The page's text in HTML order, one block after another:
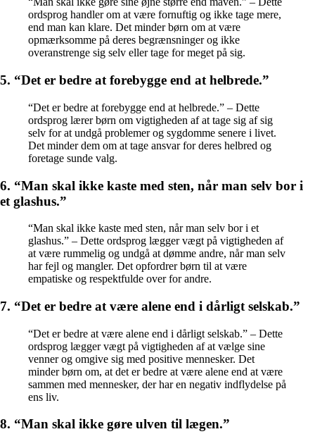
ordsprog handler om at være fornuftig og ikke tage mere,
end man kan klare. Det minder børn om at være
opmærksomme på deres begrænsninger og ikke
overanstrenge sig selv eller tage for meget på sig.
5. “Det er bedre at forebygge end at helbrede.”
“Det er bedre at forebygge end at helbrede.” – Dette
ordsprog lærer børn om vigtigheden af at tage sig af sig
selv for at undgå problemer og sygdomme senere i livet.
Det minder dem om at tage ansvar for deres helbred og
foretage sunde valg.
6. “Man skal ikke kaste med sten, når man selv bor i
et glashus.”
“Man skal ikke kaste med sten, når man selv bor i et
glashus.” – Dette ordsprog lægger vægt på vigtigheden af
at være rummelig og undgå at dømme andre, når man selv
har fejl og mangler. Det opfordrer børn til at være
empatiske og respektfulde over for andre.
7. “Det er bedre at være alene end i dårligt selskab.”
“Det er bedre at være alene end i dårligt selskab.” – Dette
ordsprog lægger vægt på vigtigheden af at vælge sine
venner og omgive sig med positive mennesker. Det
minder børn om, at det er bedre at være alene end at være
sammen med mennesker, der har en negativ indflydelse på
ens liv.
8. “Man skal ikke gøre ulven til lægen.”